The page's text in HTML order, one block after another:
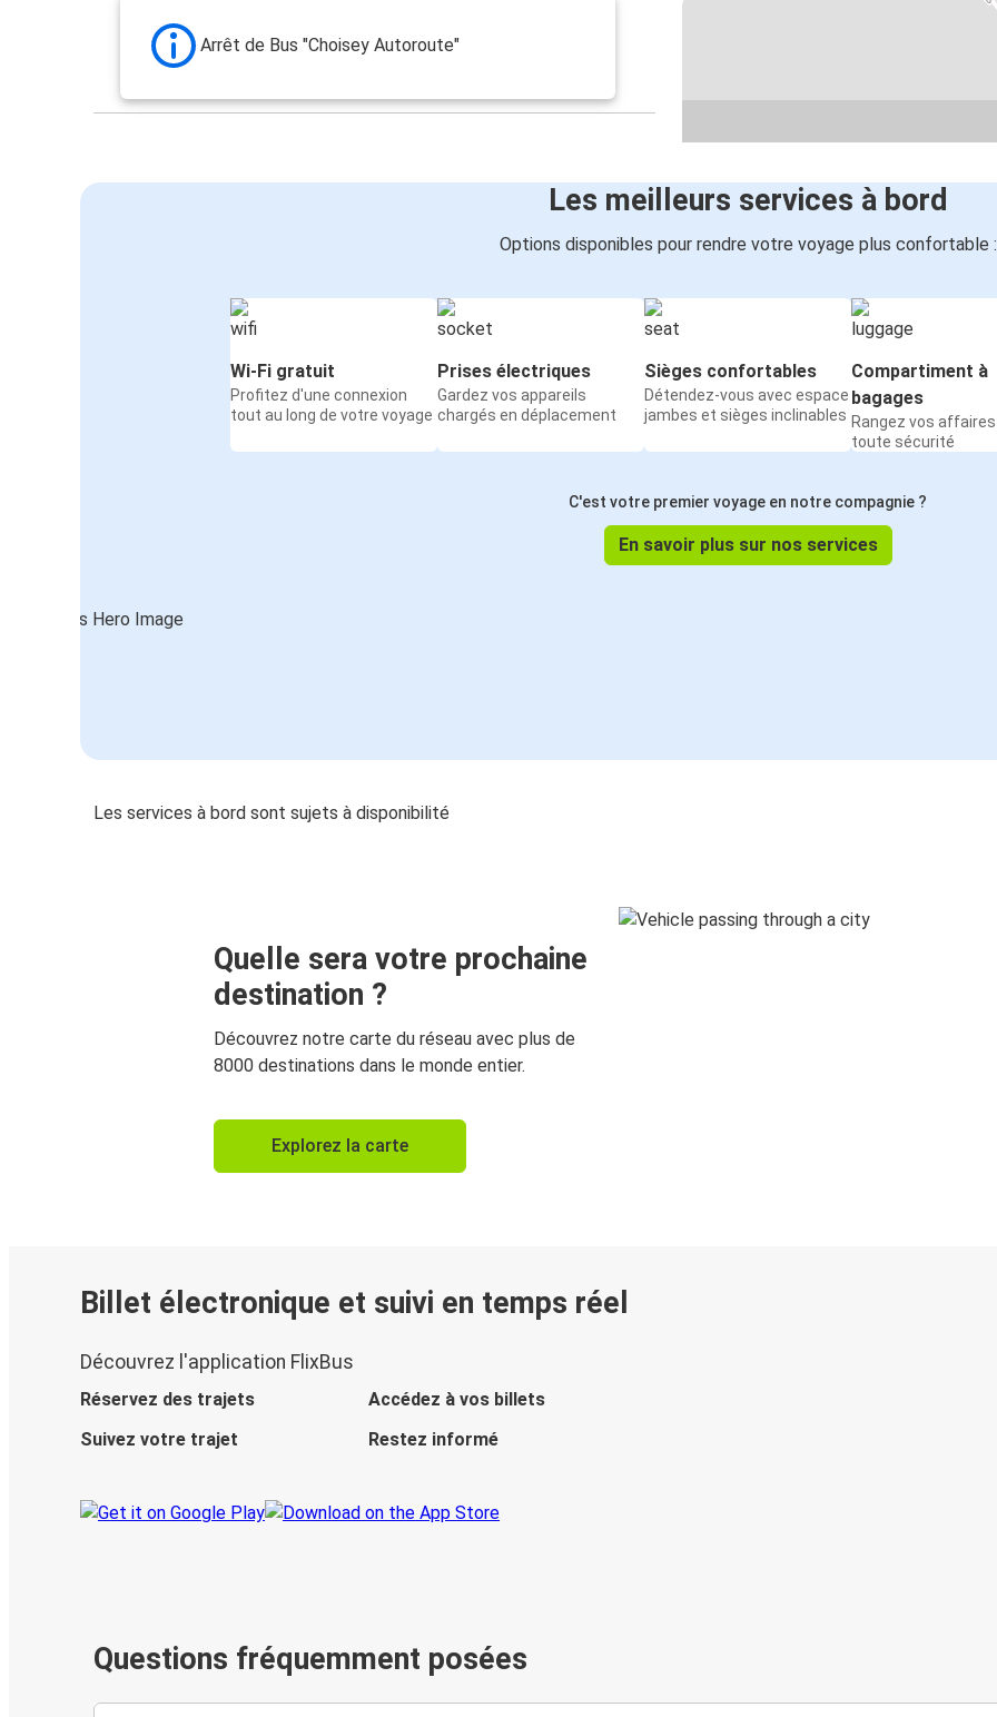
Arrêt de Bus "Choisey Autoroute"
Les meilleurs services à bord
Options disponibles pour rendre votre voyage plus confortable :
Wi-Fi gratuit
Profitez d'une connexion
tout au long de votre voyage
Prises électriques
Gardez vos appareils
chargés en déplacement
Sièges confortables
Détendez-vous avec espace
jambes et sièges inclinables
Compartiment à
bagages
Rangez vos affaires
toute sécurité
C'est votre premier voyage en notre compagnie ?
En savoir plus sur nos services
Les services à bord sont sujets à disponibilité
Quelle sera votre prochaine
destination ?
Découvrez notre carte du réseau avec plus de
8000 destinations dans le monde entier.
Explorez la carte
Billet électronique et suivi en temps réel
Découvrez l'application FlixBus
Réservez des trajets
Accédez à vos billets
Suivez votre trajet
Restez informé
Questions fréquemment posées